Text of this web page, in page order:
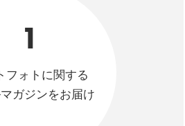
1
フォトに関する
ガジンをお届け